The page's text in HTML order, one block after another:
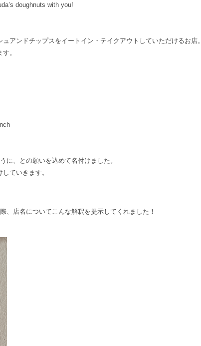
doughnuts with you!
アンドチップスをイートイン・テイクアウトしていただけるお店。
。
に、との願いを込めて名付けました。
ていきます。
、店名についてこんな解釈を提示してくれました！